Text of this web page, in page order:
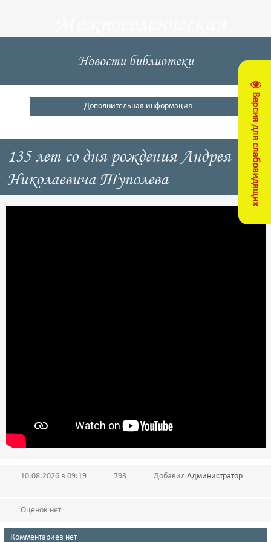
Версия для слабовидящих
центральная
библиотека
Кущевский район
Новости библиотеки
Дополнительная информация
135 лет со дня рождения Андрея
Николаевича Туполева
10.08.2026 в 09:19 793 Добавил Администратор
Оценок нет
Комментариев нет